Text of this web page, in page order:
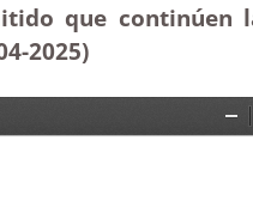
que continúen
2025)